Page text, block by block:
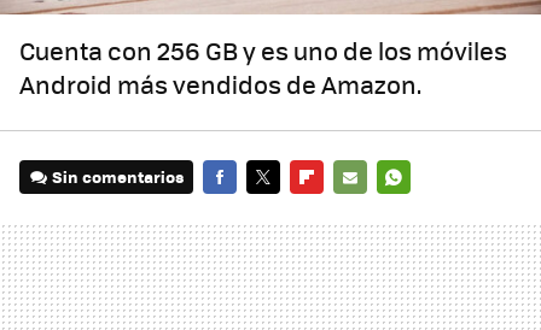
Cuenta con 256 GB y es uno de los móviles
Android más vendidos de Amazon.
Sin comentarios
MAIL